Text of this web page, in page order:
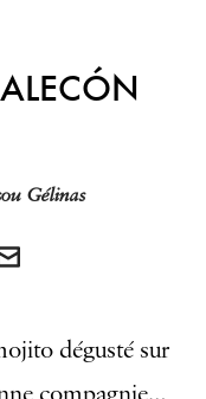
Gélinas
dégusté sur